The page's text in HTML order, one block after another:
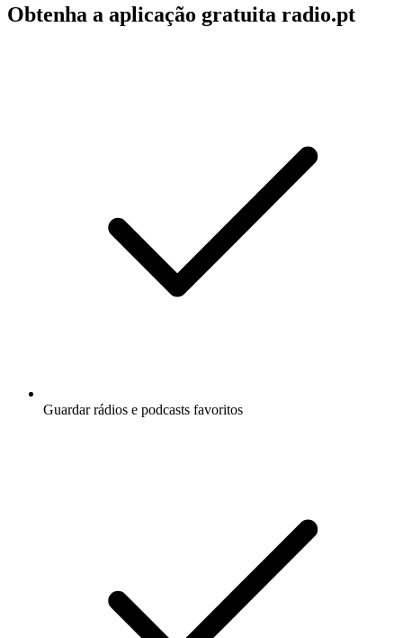
Obtenha a aplicação gratuita radio.pt
Guardar rádios e podcasts favoritos